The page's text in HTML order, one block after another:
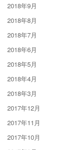
2018年9月
2018年8月
2018年7月
2018年6月
2018年5月
2018年4月
2018年3月
2017年12月
2017年11月
2017年10月